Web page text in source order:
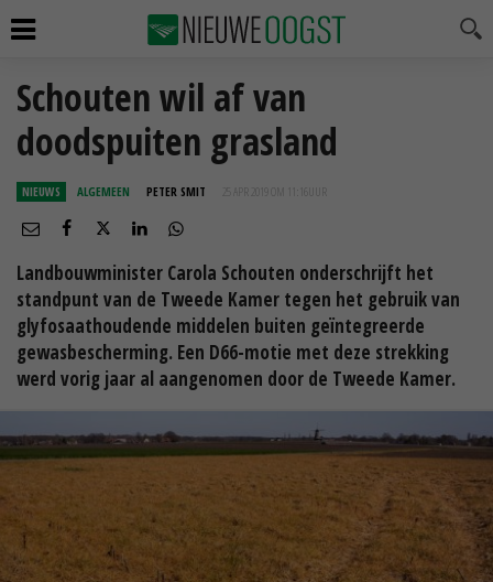
Schouten wil af van
doodspuiten grasland
NIEUWS ALGEMEEN PETER SMIT 25 APR 2019 OM 11:16
Landbouwminister Carola Schouten onderschrijft het
standpunt van de Tweede Kamer tegen het gebruik van
glyfosaathoudende middelen buiten geïntegreerde
gewasbescherming. Een D66-motie met deze strekking
werd vorig jaar al aangenomen door de Tweede Kamer.